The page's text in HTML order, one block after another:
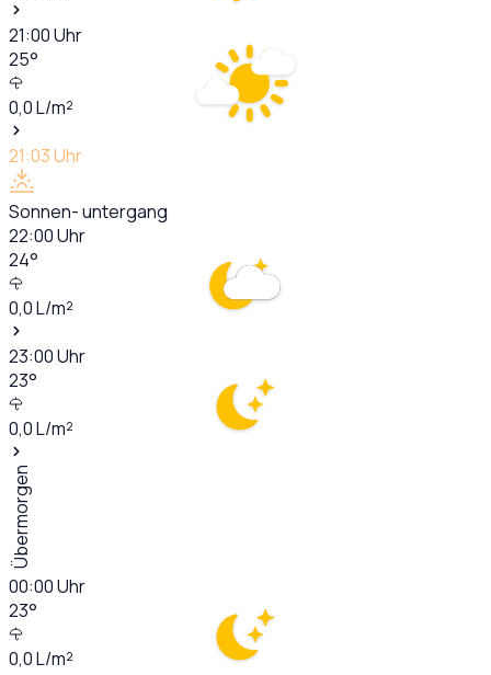
21:00Uhr
25°
0,0L/m²
21:03Uhr
Sonnen- untergang
22:00Uhr
24°
0,0L/m²
23:00Uhr
23°
0,0L/m²
Übermorgen
00:00Uhr
23°
0,0L/m²